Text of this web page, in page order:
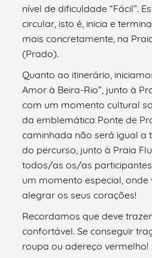
nível de dificuldade “Fácil”.
circular, isto é, inicia e
mais concretamente, na
(Prado).
Quanto ao itinerário,
Amor à Beira-Rio”, junto à
com um momento cultural
da emblemática Ponte de
caminhada não será igual a
do percurso, junto à Praia
todos/as os/as
um momento especial, onde
alegrar os seus corações!
Recordamos que deve
confortável. Se conseguir
roupa ou adereço vermelho!